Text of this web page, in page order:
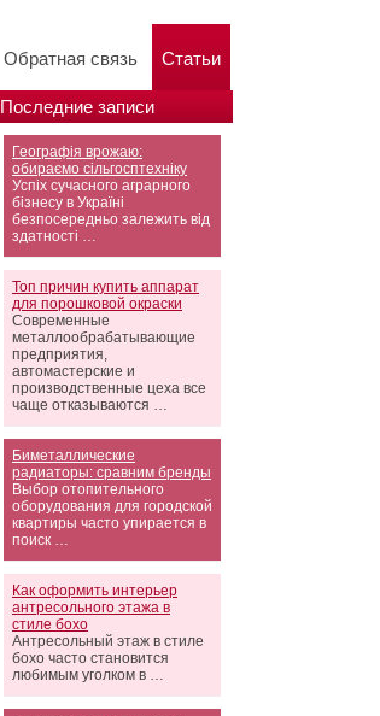
Обратная связь Статьи
Последние записи
Географія врожаю:
обираємо сільгосптехніку
Успіх сучасного аграрного
бізнесу в Україні
безпосередньо залежить від
здатності …
Топ причин купить аппарат
для порошковой окраски
Современные
металлообрабатывающие
предприятия,
автомастерские и
производственные цеха все
чаще отказываются …
Биметаллические
радиаторы: сравним бренды
Выбор отопительного
оборудования для городской
квартиры часто упирается в
поиск …
Как оформить интерьер
антресольного этажа в
стиле бохо
Антресольный этаж в стиле
бохо часто становится
любимым уголком в …